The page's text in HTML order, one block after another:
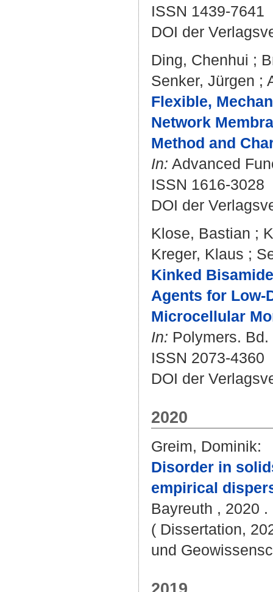
ISSN 1439-7641
DOI der
Ding, Chenhui ;
Senker, Jürgen ;
Flexible,
Network
Method and
In: Advanced
ISSN 1616-3028
DOI der
Klose, Bastian ;
Kreger, Klaus ;
Kinked
Agents for Low-
Microcellular
In: Polymers.
ISSN 2073-4360
DOI der
2020
Greim, Dominik:
Disorder in
empirical
Bayreuth , 2020 .
( Dissertation,
und